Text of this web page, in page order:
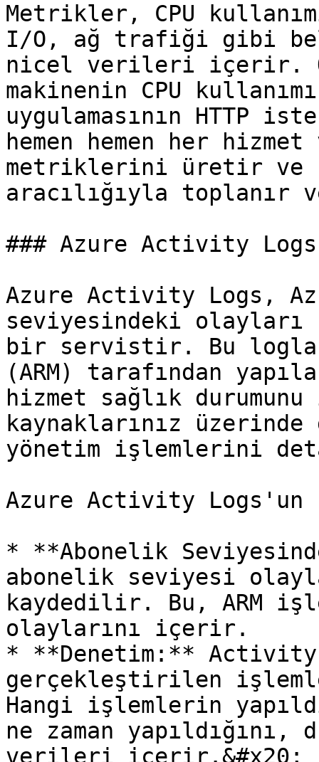
Metrikler, CPU
I/O, ağ trafiği gibi
nicel verileri içerir.
makinenin CPU
uygulamasının HTTP
hemen hemen her
metriklerini üretir ve
aracılığıyla toplanır
### Azure Activity
Azure Activity Logs,
seviyesindeki olayları
bir servistir. Bu loglar,
(ARM) tarafından
hizmet sağlık
kaynaklarınız
yönetim işlemlerini
Azure Activity
* **Abonelik
abonelik seviyesi
kaydedilir. Bu, ARM
olaylarını içerir.
* **Denetim:** Activity
gerçekleştirilen
Hangi işlemlerin
ne zaman yapıldığını,
verileri içerir.&#x20;